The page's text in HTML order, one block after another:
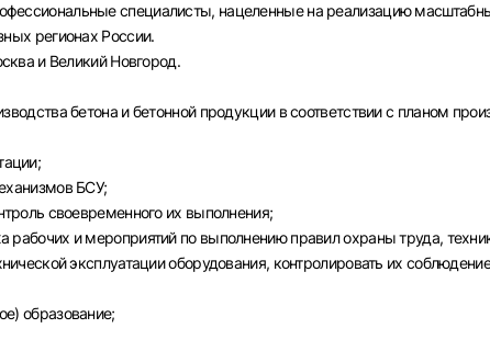
город
Санкт-Петербург
Войдите в личный кабинет, чтобы просматривать
вакансии с контактами и оставлять отклики
Пароль
специалисты, нацеленные на реализацию
регионах России.
и Великий Новгород.
бетона и бетонной продукции в соответствии с планом
БСУ;
своевременного их выполнения;
рабочих и мероприятий по выполнению правил охраны труда,
эксплуатации оборудования, контролировать их
образование;